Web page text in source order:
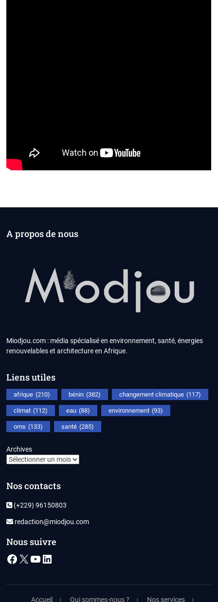
A propos de nous
Miodjou.com : média spécialisé en environnement, santé, énergies
renouvelables et architecture en Afrique.
Liens utiles
afrique (210) bénin (382) changement climatique (117)
climat (112) eau (88) environnement (93)
oms (133) santé (285)
Archives
Nos contacts
(+229) 96150803
redaction@miodjou.com
Nous suivre
Facebook
X YouTube
LinkedIn
Accueil Qui sommes-nous ? Nos services